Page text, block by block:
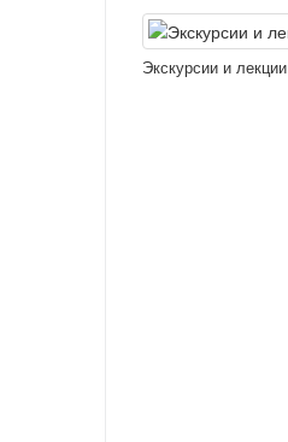
Экскурсии и лекции